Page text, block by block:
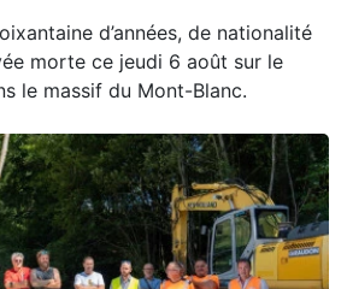
d’années, de nationalité
morte ce jeudi 6 août sur le
le massif du Mont-Blanc.